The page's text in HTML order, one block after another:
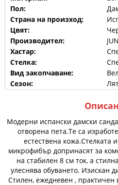
Пол:
Страна на произход:
Цвят:
Производител:
Хастар:
Стелка:
Вид закопчаване:
Сезон:
Модерни испански дамски
отворена пета.Те са
естествена кожа.Стелката
микрофибър допринасят за
на стабилен 8 см ток, а
улеснява обуването. Изискан
Стилен, ежедневен , практичен